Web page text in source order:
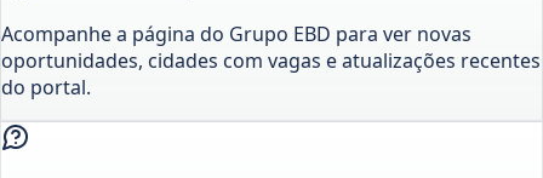
Acompanhe a página do Grupo EBD para ver novas
oportunidades, cidades com vagas e atualizações recentes
do portal.